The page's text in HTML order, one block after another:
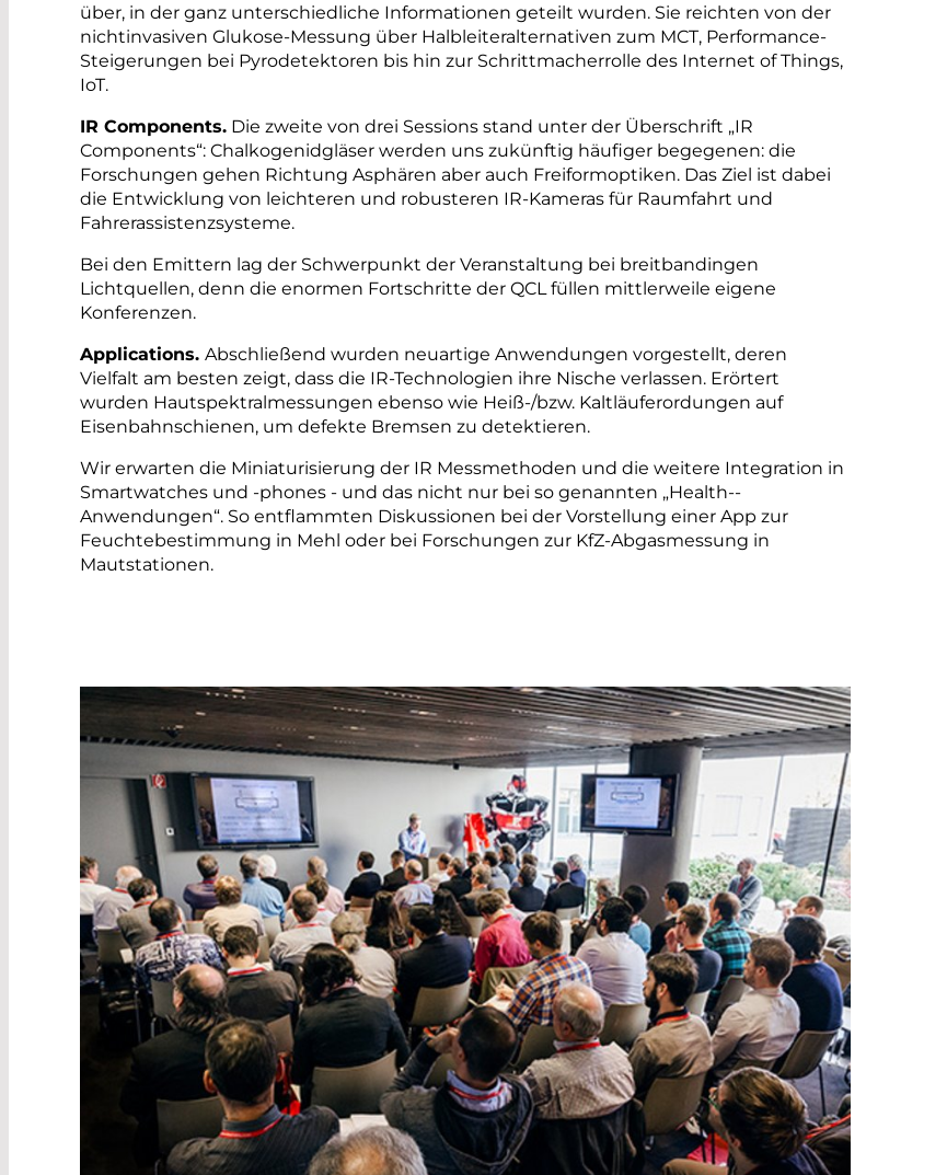
über, in der ganz unterschiedliche Informationen geteilt wurden. Sie reichten von der
nichtinvasiven Glukose-­Messung über Halbleiteralternativen zum MCT, Performance-
Steigerungen bei Pyrodetektoren bis hin zur Schrittmacherrolle des Internet of Things,
IoT.
IR Components. Die zweite von drei Sessions stand unter der Überschrift „IR
Components“: Chalkogenidgläser werden uns zukünftig häufiger begegenen: die
Forschungen gehen Richtung Asphären aber auch Freiformoptiken. Das Ziel ist dabei
die Entwicklung von leichteren und robusteren IR-Kameras für Raumfahrt und
Fahrerassistenzsysteme.
Bei den Emittern lag der Schwerpunkt der Veranstaltung bei breitbandingen
Lichtquellen, denn die enormen Fortschritte der QCL füllen mittlerweile eigene
Konferenzen.
Applications. Abschließend wurden neuartige Anwendungen vorgestellt, deren
Vielfalt am besten zeigt, dass die IR-Technologien ihre Nische verlassen. Erörtert
wurden Hautspektralmessungen ebenso wie Heiß-/bzw. Kaltläuferordungen auf
Eisenbahnschienen, um defekte Bremsen zu detektieren.
Wir erwarten die Miniaturisierung der IR Messmethoden und die weitere Integration in
Smartwatches und -phones - und das nicht nur bei so genannten „Health-­
Anwendungen“. So entflammten Diskussionen bei der Vorstellung einer App zur
Feuchtebestimmung in Mehl oder bei Forschungen zur KfZ-Abgasmessung in
Mautstationen.